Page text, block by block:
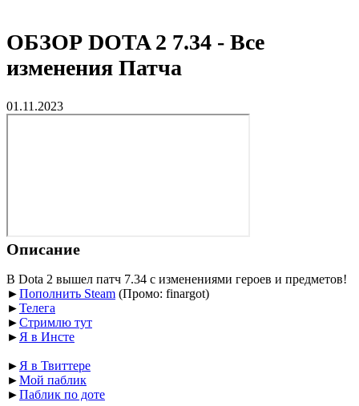
ОБЗОР DOTA 2 7.34 - Все
изменения Патча
01.11.2023
Описание
В Dota 2 вышел патч 7.34 с изменениями героев и предметов!
►Пополнить Steam (Промо: finargot)
►Телега
►Стримлю тут
► Я в Инсте
► Я в Твиттере
►Мой паблик
►Паблик по доте